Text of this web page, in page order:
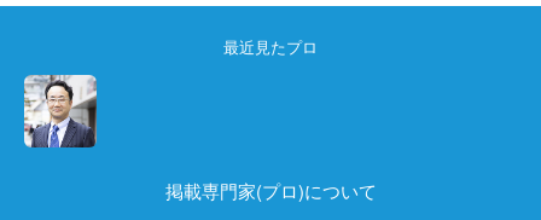
最近見たプロ
掲載専門家(プロ)について